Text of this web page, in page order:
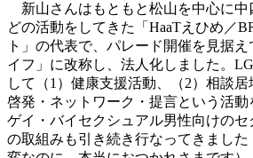
新山さんはもともと松山を中心に中
どの活動をしてきた「HaaTえひめ／
ト」の代表で、パレード開催を見据
イフ」に改称し、法人化しました。
して（1）健康支援活動、（2）相談
啓発・ネットワーク・提言という活動
ゲイ・バイセクシュアル男性向けの
の取組みも引き続き行なってきまし